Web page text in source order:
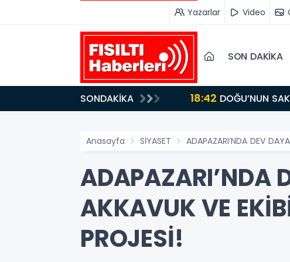
Yazarlar Video
SON DAKİKA
SONDAKİKA 18:42
KÜLTÜRÜNÜN
Anasayfa SİYASET ADAPAZARI’NDA DEV
ADAPAZARI’NDA
AKKAVUK VE
PROJESİ!